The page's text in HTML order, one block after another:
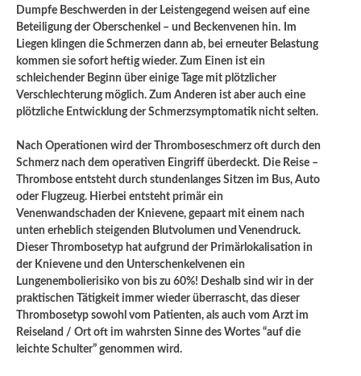
Dumpfe Beschwerden in der Leistengegend weisen auf eine
Beteiligung der Oberschenkel – und Beckenvenen hin. Im
Liegen klingen die Schmerzen dann ab, bei erneuter Belastung
kommen sie sofort heftig wieder. Zum Einen ist ein
schleichender Beginn über einige Tage mit plötzlicher
Verschlechterung möglich. Zum Anderen ist aber auch eine
plötzliche Entwicklung der Schmerzsymptomatik nicht selten.
Nach Operationen wird der Thromboseschmerz oft durch den
Schmerz nach dem operativen Eingriff überdeckt. Die Reise –
Thrombose entsteht durch stundenlanges Sitzen im Bus, Auto
oder Flugzeug. Hierbei entsteht primär ein
Venenwandschaden der Knievene, gepaart mit einem nach
unten erheblich steigenden Blutvolumen und Venendruck.
Dieser Thrombosetyp hat aufgrund der Primärlokalisation in
der Knievene und den Unterschenkelvenen ein
Lungenembolierisiko von bis zu 60%! Deshalb sind wir in der
praktischen Tätigkeit immer wieder überrascht, das dieser
Thrombosetyp sowohl vom Patienten, als auch vom Arzt im
Reiseland / Ort oft im wahrsten Sinne des Wortes “auf die
leichte Schulter” genommen wird.